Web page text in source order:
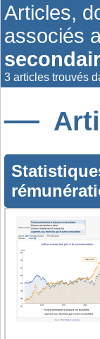
Articles,
associés
3 articles trouvés